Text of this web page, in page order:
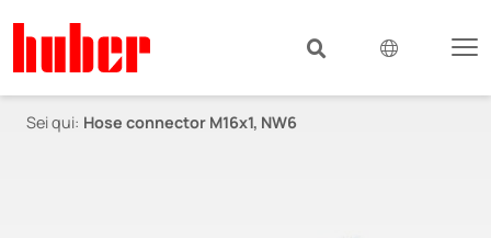
Sei qui: Hose connector M16x1, NW6